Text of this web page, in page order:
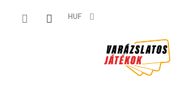
HUF